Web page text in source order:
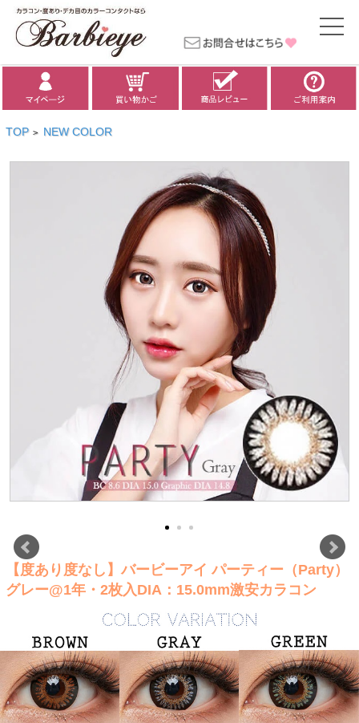
TOP > NEW COLOR
【度あり度なし】バービーアイ パーティー（Party）
グレー@1年・2枚入DIA：15.0mm激安カラコン